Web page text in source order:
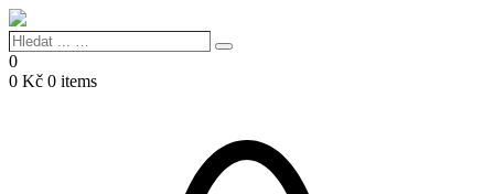
Hledat
...
…
Search
0
0 Kč 0 items